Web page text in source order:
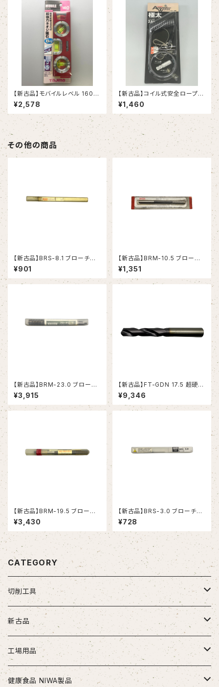
【新古品】モバイルレベル 160
㎜ レッド（タジマ）
¥2,578
【新古品】コイル式安全ロープ
極太（タジマ）
¥1,460
その他の商品
【新古品】BRS-8.1 ブローチリ
ーマ ストレートシャンク（日研工
作所）
¥901
【新古品】BRM-10.5 ブローチ
リーマ モールステーパシャンク
（日研工作所）
¥1,351
【新古品】BRM-23.0 ブローチ
リーマ モールステーパシャンク
（日研工作所）
¥3,915
【新古品】FT-GDN 17.5 超硬ド
リル (OSG)
¥9,346
【新古品】BRM-19.5 ブローチ
リーマ モールステーパシャンク
（日研工作所）
¥3,430
【新古品】BRS-3.0 ブローチリ
ーマ ストレートシャンク（日研工
作所）
¥728
CATEGORY
切削工具
ドリル
ソリッドドリル（超硬/ハイス/他）
段付きドリル・座繰りドリル
エンドミル
超硬エンドミル
タップ
新古品
お得セット品
切削工具
工場用品
安全・保護用品
健康食品 NIWA製品